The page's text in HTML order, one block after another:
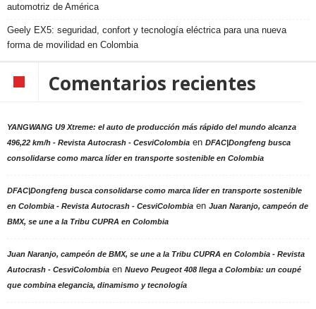
automotriz de América
Geely EX5: seguridad, confort y tecnología eléctrica para una nueva
forma de movilidad en Colombia
Comentarios recientes
YANGWANG U9 Xtreme: el auto de producción más rápido del mundo alcanza
496,22 km/h - Revista Autocrash - CesviColombia en DFAC|Dongfeng busca
consolidarse como marca líder en transporte sostenible en Colombia
DFAC|Dongfeng busca consolidarse como marca líder en transporte sostenible
en Colombia - Revista Autocrash - CesviColombia en Juan Naranjo, campeón de
BMX, se une a la Tribu CUPRA en Colombia
Juan Naranjo, campeón de BMX, se une a la Tribu CUPRA en Colombia - Revista
Autocrash - CesviColombia en Nuevo Peugeot 408 llega a Colombia: un coupé
que combina elegancia, dinamismo y tecnología